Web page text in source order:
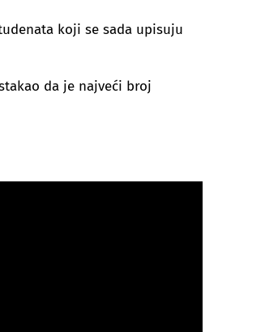
koji se sada upisuju
da je najveći broj